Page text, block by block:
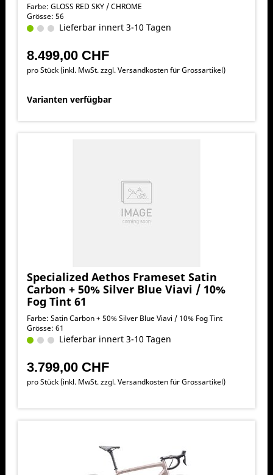
Farbe: GLOSS RED SKY / CHROME
Grösse: 56
Lieferbar innert 3-10 Tagen
8.499,00 CHF
pro Stück (inkl. MwSt. zzgl.Versandkosten für Grossartikel)
Varianten verfügbar
Specialized Aethos Frameset Satin
Carbon + 50% Silver Blue Viavi / 10%
Fog Tint 61
Farbe: Satin Carbon + 50% Silver Blue Viavi / 10% Fog Tint
Grösse: 61
Lieferbar innert 3-10 Tagen
3.799,00 CHF
pro Stück (inkl. MwSt. zzgl.Versandkosten für Grossartikel)